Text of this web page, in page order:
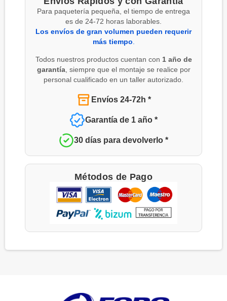
Para paquetería pequeña, el tiempo de entrega
es de 24-72 horas laborables.
Los envíos de gran volumen pueden requerir
más tiempo
Todos nuestros productos cuentan con 1 año de
garantía, siempre que el montaje se realice por
personal cualificado en un taller autorizado.
Envíos 24-72h *
Garantía de 1 año *
30 días para devolverlo *
Métodos de Pago